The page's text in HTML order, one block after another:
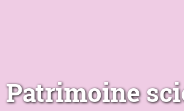
Patrimoine